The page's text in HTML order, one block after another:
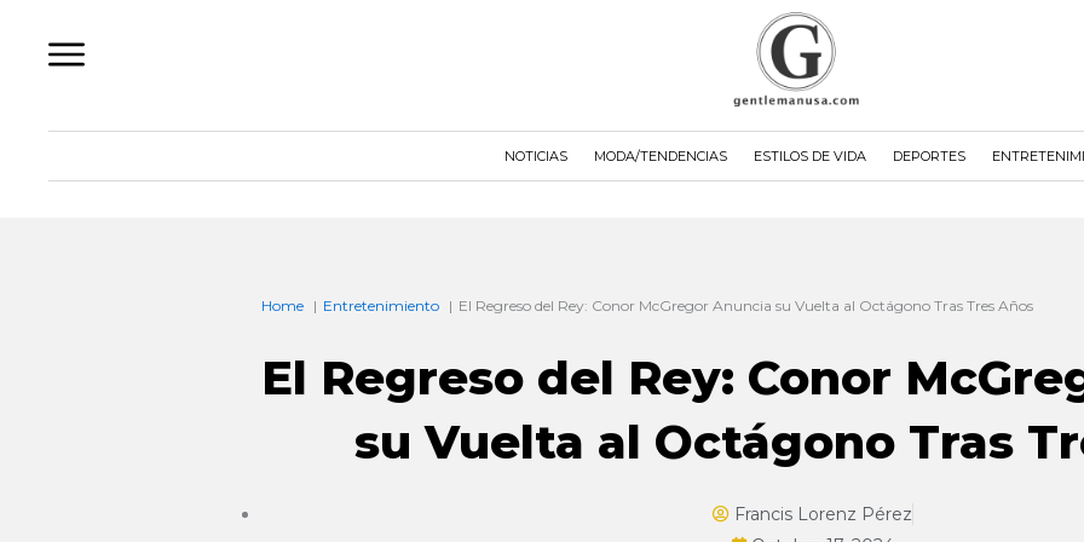
NOTICIAS MODA/TENDENCIAS ESTILOS DE VIDA DEPORTES
Home Entretenimiento El Regreso del Rey: Conor McGregor Anuncia su Vuelta al Octágono Tras Tres Años
El Regreso del Rey: Conor
su Vuelta al Octágono Tras
Francis Lorenz Pérez